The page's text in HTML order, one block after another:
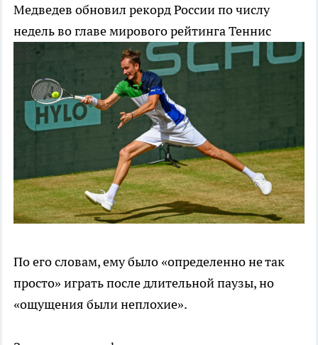
Медведев обновил рекорд России по числу
недель во главе мирового рейтингаТеннис
По его словам, ему было «определенно не так
просто» играть после длительной паузы, но
«ощущения были неплохие».